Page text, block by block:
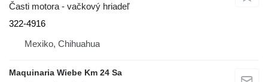
Časti motora - vačkový hriadeľ
322-4916
Mexiko, Chihuahua
Maquinaria Wiebe Km 24 Sa